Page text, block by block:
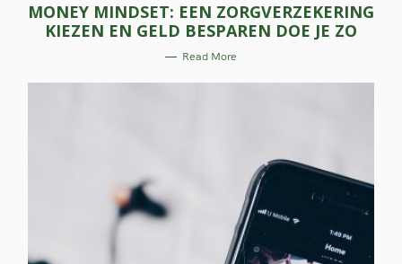
T
E
G
O
R
I
S
MONEY MINDSET: EEN ZORGVERZEKERING
KIEZEN EN GELD BESPAREN DOE JE ZO
Read More